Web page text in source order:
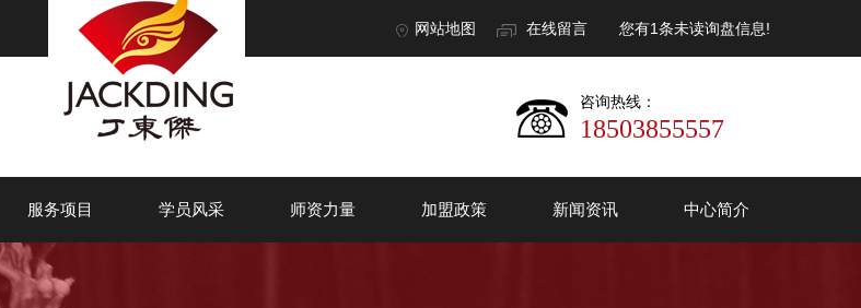
网站地图 在线留言 您有1条未读询盘信息!
咨询热线：
18503855557
服务项目 学员风采 师资力量 加盟政策 新闻资讯 中心简介